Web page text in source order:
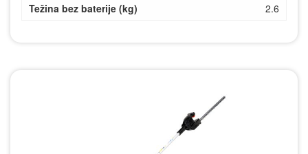
Težina bez baterije (kg)
2.6